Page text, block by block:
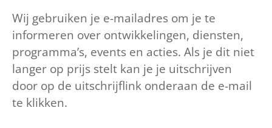
Wij gebruiken je e-mailadres om je te
informeren over ontwikkelingen, diensten,
programma’s, events en acties. Als je dit niet
langer op prijs stelt kan je je uitschrijven
door op de uitschrijflink onderaan de e-mail
te klikken.